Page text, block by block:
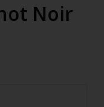
Noir